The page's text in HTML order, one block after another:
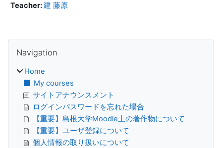
Teacher:建 藤原
Blocks
Navigation
Home
My courses
サイトアナウンスメント
ログインパスワードを忘れた場合
【重要】島根大学Moodle上の著作物について
【重要】ユーザ登録について
個人情報の取り扱いについて